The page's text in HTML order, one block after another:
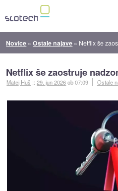
Novice »Ostale najave » Netflix še
Netflix še zaostruje
Matej Huš ::29. jun 2026ob 07:09 Ostale